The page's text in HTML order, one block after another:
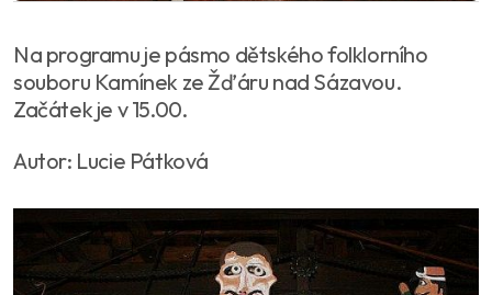
Na programu je pásmo dětského folklorního
souboru Kamínek ze Žďáru nad Sázavou.
Začátek je v 15.00.
Autor: Lucie Pátková